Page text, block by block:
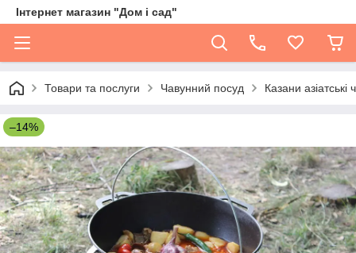
Інтернет магазин "Дом і сад"
Товари та послуги Чавунний посуд Казани азіатські
–14%